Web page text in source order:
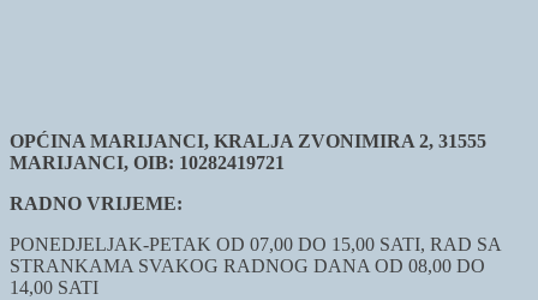
OPĆINA MARIJANCI, KRALJA ZVONIMIRA 2, 31555
MARIJANCI, OIB: 10282419721
RADNO VRIJEME:
PONEDJELJAK-PETAK OD 07,00 DO 15,00 SATI, RAD SA
STRANKAMA SVAKOG RADNOG DANA OD 08,00 DO
14,00 SATI